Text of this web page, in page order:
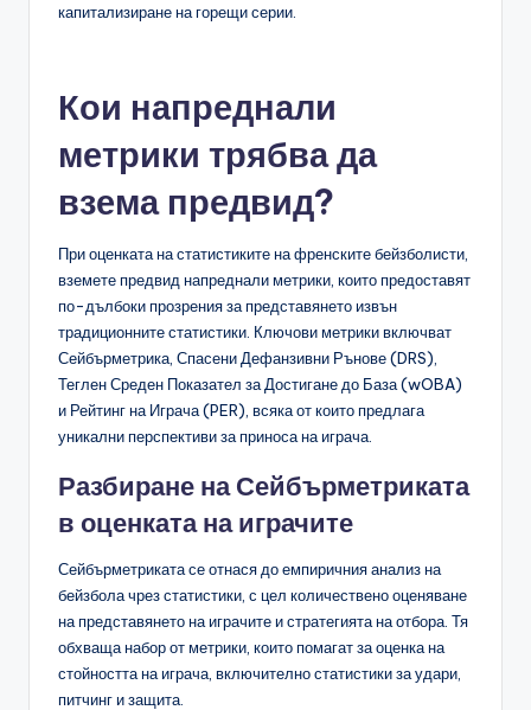
капитализиране на горещи серии.
Кои напреднали
метрики трябва да
взема предвид?
При оценката на статистиките на френските бейзболисти,
вземете предвид напреднали метрики, които предоставят
по-дълбоки прозрения за представянето извън
традиционните статистики. Ключови метрики включват
Сейбърметрика, Спасени Дефанзивни Рънове (DRS),
Теглен Среден Показател за Достигане до База (wOBA)
и Рейтинг на Играча (PER), всяка от които предлага
уникални перспективи за приноса на играча.
Разбиране на Сейбърметриката
в оценката на играчите
Сейбърметриката се отнася до емпиричния анализ на
бейзбола чрез статистики, с цел количествено оценяване
на представянето на играчите и стратегията на отбора. Тя
обхваща набор от метрики, които помагат за оценка на
стойността на играча, включително статистики за удари,
питчинг и защита.